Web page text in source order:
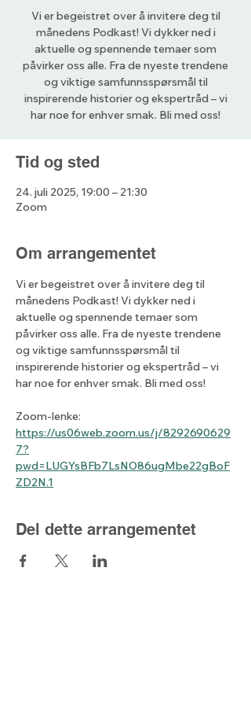
Vi er begeistret over å invitere deg til
månedens Podkast! Vi dykker ned i
aktuelle og spennende temaer som
påvirker oss alle. Fra de nyeste trendene
og viktige samfunnsspørsmål til
inspirerende historier og ekspertråd – vi
har noe for enhver smak. Bli med oss!
Tid og sted
24. juli 2025, 19:00 – 21:30
Zoom
Om arrangementet
Vi er begeistret over å invitere deg til
månedens Podkast! Vi dykker ned i
aktuelle og spennende temaer som
påvirker oss alle. Fra de nyeste trendene
og viktige samfunnsspørsmål til
inspirerende historier og ekspertråd – vi
har noe for enhver smak. Bli med oss!
Zoom-lenke:
https://us06web.zoom.us/j/8292690629
7?
pwd=LUGYsBFb7LsNO86ugMbe22gBoF
ZD2N.1
Del dette arrangementet